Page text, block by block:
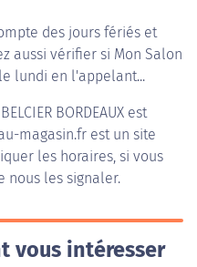
des jours fériés et
aussi vérifier si Mon Salon
lundi en l'appelant...
BORDEAUX est
magasin.fr est un site
les horaires, si vous
nous les signaler.
vous intéresser